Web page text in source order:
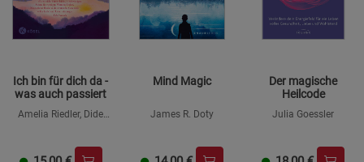
Ich bin für dich da -
was auch passiert
Amelia Riedler, Dide
Mind Magic
James R. Doty
Der magische
Heilcode
Julia Goessler
Funktionale Cookies (1) Funktionale
Cookie-Informationenanzeigen
Beschreibung Statistik Cookies